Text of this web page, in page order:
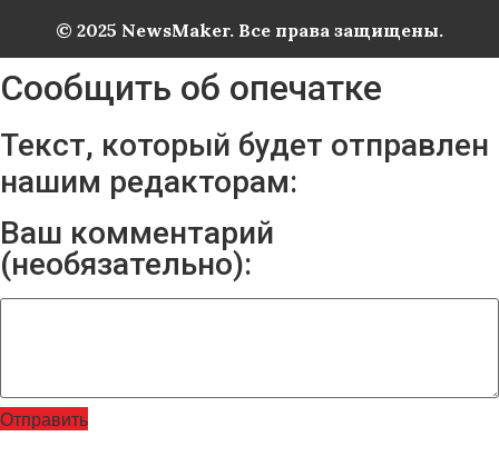
© 2025 NewsMaker. Все права защищены.
Сообщить об опечатке
Текст, который будет отправлен
нашим редакторам:
Ваш комментарий
(необязательно):
Отправить